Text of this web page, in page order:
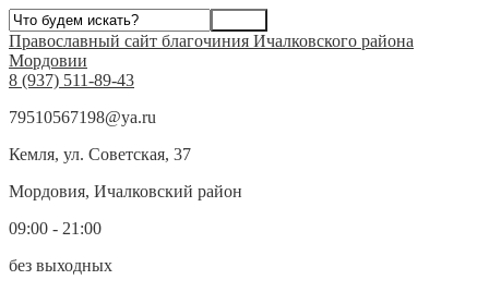
Православный сайт благочиния Ичалковского района
Мордовии
8 (937) 511-89-43
79510567198@ya.ru
Кемля, ул. Советская, 37
Мордовия, Ичалковский район
09:00 - 21:00
без выходных